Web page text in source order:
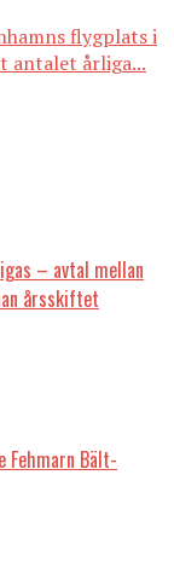
flygplats i
antalet årliga...
– avtal mellan
årsskiftet
Fehmarn Bält-